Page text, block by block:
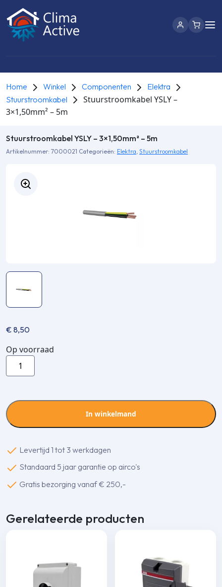
Home Winkel Componenten
Elektra
Stuurstroomkabel
Stuurstroomkabel YSLY –
3×1,50mm² – 5m
Stuurstroomkabel YSLY – 3×1,50mm² – 5m
Artikelnummer: 7000021 Categorieën: Elektra, Stuurstroomkabel
€ 8,50
Op voorraad
Stuurstroomkabel
YSLY
-
5m
In winkelmand
Levertijd 1 tot 3 werkdagen
Standaard 5 jaar garantie op airco's
Gratis bezorging vanaf € 250,-
Gerelateerde producten